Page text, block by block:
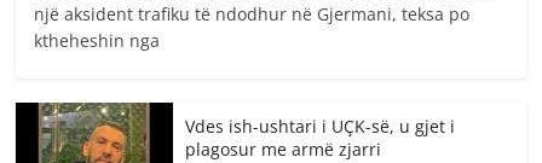
një aksident trafiku të ndodhur në Gjermani, teksa po
ktheheshin nga
Vdes ish-ushtari i UÇK-së, u gjet i
plagosur me armë zjarri